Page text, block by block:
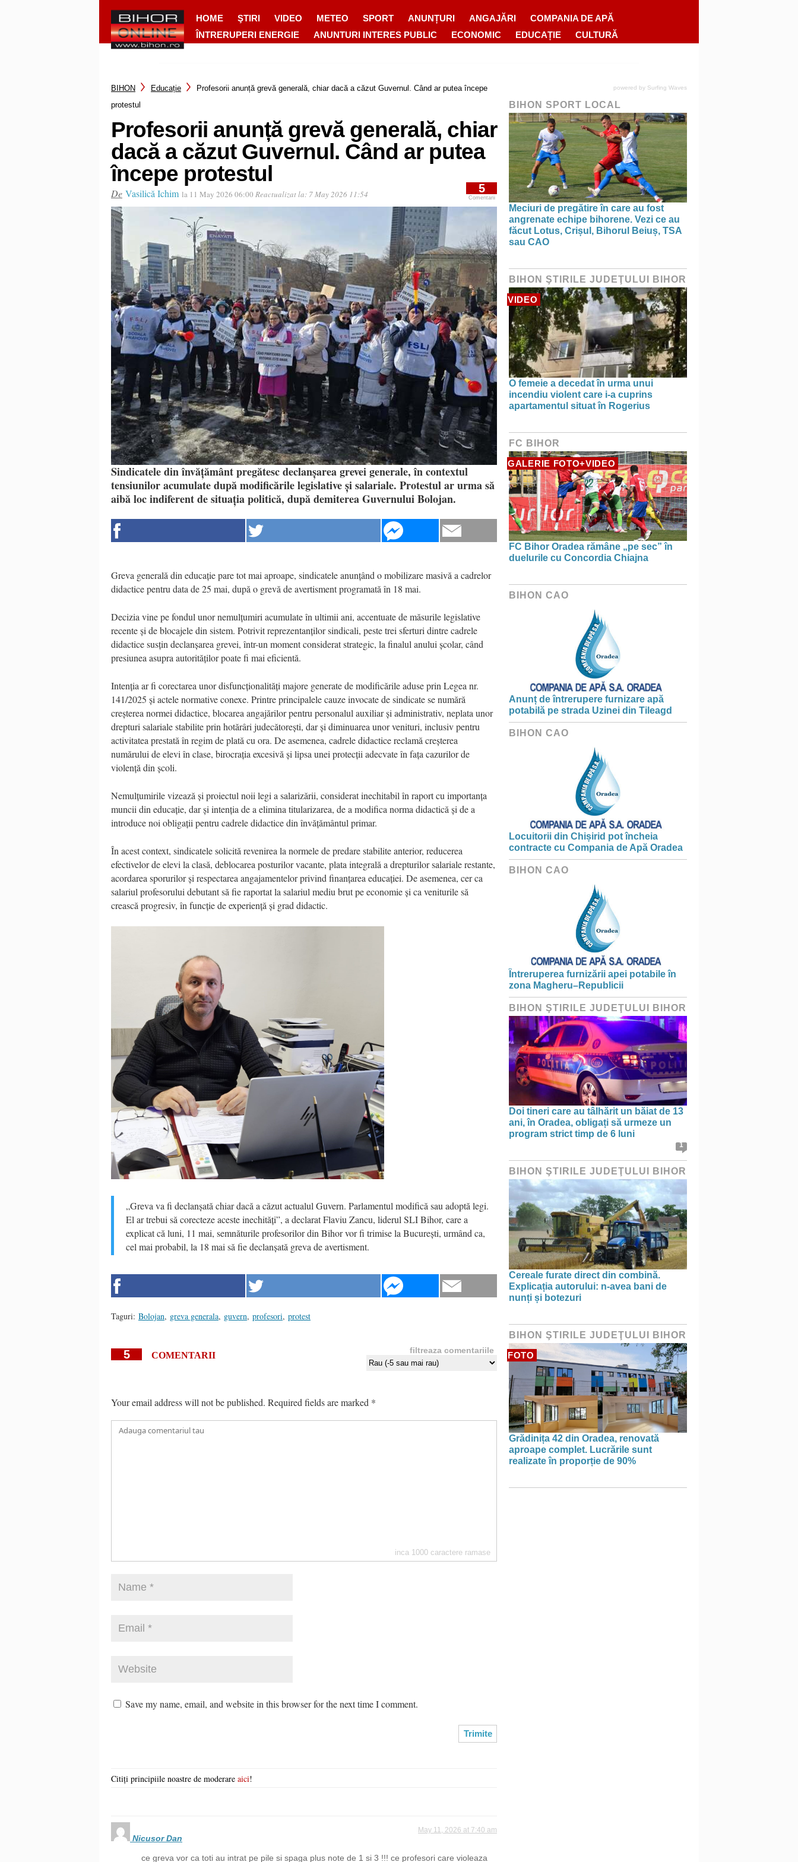
HOME ŞTIRI VIDEO METEO SPORT ANUNȚURI ANGAJĂRI
COMPANIA DE APĂ
ÎNTRERUPERI ENERGIE
ANUNTURI INTERES PUBLIC ECONOMIC EDUCAȚIE CULTURĂ
BIHON Educație
Profesorii anunță grevă generală, chiar dacă a căzut Guvernul. Când ar putea începe
protestul
Profesorii anunță grevă generală, chiar
dacă a căzut Guvernul. Când ar putea
începe protestul
De Vasilică Ichim la 11 May 2026 06:00 Reactualizat la: 7 May 2026 11:54 5
Comentarii
Sindicatele din învățământ pregătesc declanșarea grevei generale, în contextul
tensiunilor acumulate după modificările legislative și salariale. Protestul ar urma să
aibă loc indiferent de situația politică, după demiterea Guvernului Bolojan.
Greva generală din educație pare tot mai aproape, sindicatele anunțând o mobilizare masivă a cadrelor
didactice pentru data de 25 mai, după o grevă de avertisment programată în 18 mai.
Decizia vine pe fondul unor nemulțumiri acumulate în ultimii ani, accentuate de măsurile legislative
recente și de blocajele din sistem. Potrivit reprezentanților sindicali, peste trei sferturi dintre cadrele
didactice susțin declanșarea grevei, într-un moment considerat strategic, la finalul anului școlar, când
presiunea asupra autorităților poate fi mai eficientă.
Intenția ar fi corectarea unor disfuncționalități majore generate de modificările aduse prin Legea nr.
141/2025 și actele normative conexe. Printre principalele cauze invocate de sindicate se numără
creșterea normei didactice, blocarea angajărilor pentru personalul auxiliar și administrativ, neplata unor
drepturi salariale stabilite prin hotărâri judecătorești, dar și diminuarea unor venituri, inclusiv pentru
activitatea prestată în regim de plată cu ora. De asemenea, cadrele didactice reclamă creșterea
numărului de elevi în clase, birocrația excesivă și lipsa unei protecții adecvate în fața cazurilor de
violență din școli.
Nemulțumirile vizează și proiectul noii legi a salarizării, considerat inechitabil în raport cu importanța
muncii din educație, dar și intenția de a elimina titularizarea, de a modifica norma didactică și de a
introduce noi obligații pentru cadrele didactice din învățământul primar.
În acest context, sindicatele solicită revenirea la normele de predare stabilite anterior, reducerea
efectivelor de elevi la clasă, deblocarea posturilor vacante, plata integrală a drepturilor salariale restante,
acordarea sporurilor și respectarea angajamentelor privind finanțarea educației. De asemenea, cer ca
salariul profesorului debutant să fie raportat la salariul mediu brut pe economie și ca veniturile să
crească progresiv, în funcție de experiență și grad didactic.
„Greva va fi declanșată chiar dacă a căzut actualul Guvern. Parlamentul modifică sau adoptă legi.
El ar trebui să corecteze aceste inechități”, a declarat Flaviu Zancu, liderul SLI Bihor, care a
explicat că luni, 11 mai, semnăturile profesorilor din Bihor vor fi trimise la București, urmând ca,
cel mai probabil, la 18 mai să fie declanșată greva de avertisment.
Taguri: Bolojan, greva generala, guvern, profesori, protest
5 COMENTARII filtreaza comentariile
Your email address will not be published. Required fields are marked *
inca 1000 caractere ramase
Save my name, email, and website in this browser for the next time I comment.
Citiți principiile noastre de moderare aici!
Nicusor Dan
May 11, 2026 at 7:40 am
ce greva vor ca toti au intrat pe pile si spaga plus note de 1 si 3 !!! ce profesori care violeaza
powered by Surfing Waves
BIHON SPORT LOCAL
Meciuri de pregătire în care au fost
angrenate echipe bihorene. Vezi ce au
făcut Lotus, Crișul, Bihorul Beiuș, TSA
sau CAO
BIHON ŞTIRILE JUDEŢULUI BIHOR
VIDEO
O femeie a decedat în urma unui
incendiu violent care i-a cuprins
apartamentul situat în Rogerius
FC BIHOR
GALERIE FOTO+VIDEO
FC Bihor Oradea rămâne „pe sec” în
duelurile cu Concordia Chiajna
BIHON CAO
Anunț de întrerupere furnizare apă
potabilă pe strada Uzinei din Tileagd
BIHON CAO
Locuitorii din Chișirid pot încheia
contracte cu Compania de Apă Oradea
BIHON CAO
Întreruperea furnizării apei potabile în
zona Magheru–Republicii
BIHON ŞTIRILE JUDEŢULUI BIHOR
Doi tineri care au tâlhărit un băiat de 13
ani, în Oradea, obligați să urmeze un
program strict timp de 6 luni
1
BIHON ŞTIRILE JUDEŢULUI BIHOR
Cereale furate direct din combină.
Explicația autorului: n-avea bani de
nunți și botezuri
BIHON ŞTIRILE JUDEŢULUI BIHOR
FOTO
Grădinița 42 din Oradea, renovată
aproape complet. Lucrările sunt
realizate în proporție de 90%